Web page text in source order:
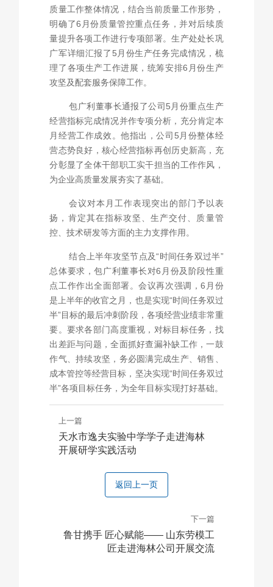
质量工作整体情况，结合当前质量工作形势，
明确了6月份质量管控重点任务，并对后续质
量提升各项工作进行专项部署。生产处处长巩
广军详细汇报了5月份生产任务完成情况，梳
理了各项生产工作进展，统筹安排6月份生产
攻坚及配套服务保障工作。
包广利董事长通报了公司5月份重点生产
经营指标完成情况并作专项分析，充分肯定本
月经营工作成效。他指出，公司5月份整体经
营态势良好，核心经营指标再创历史新高，充
分彰显了全体干部职工实干担当的工作作风，
为企业高质量发展夯实了基础。
会议对本月工作表现突出的部门予以表
扬，肯定其在指标攻坚、生产交付、质量管
控、技术研发等方面的主力支撑作用。
结合上半年攻坚节点及“时间任务双过半”
总体要求，包广利董事长对6月份及阶段性重
点工作作出全面部署。会议再次强调，6月份
是上半年的收官之月，也是实现“时间任务双过
半”目标的最后冲刺阶段，各项经营业绩非常重
要。要求各部门高度重视，对标目标任务，找
出差距与问题，全面抓好查漏补缺工作，一鼓
作气、持续攻坚，务必圆满完成生产、销售、
成本管控等经营目标，坚决实现“时间任务双过
半”各项目标任务，为全年目标实现打好基础。
上一篇
天水市逸夫实验中学学子走进海林
开展研学实践活动
返回上一页
下一篇
鲁甘携手 匠心赋能—— 山东劳模工
匠走进海林公司开展交流